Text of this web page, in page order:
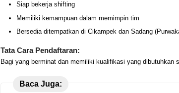
Siap bekerja shifting
Memiliki kemampuan dalam memimpin tim
Bersedia ditempatkan di Cikampek dan Sadang
Tata Cara Pendaftaran:
Bagi yang berminat dan memiliki kualifikasi yang dibutuhkan
Baca Juga: